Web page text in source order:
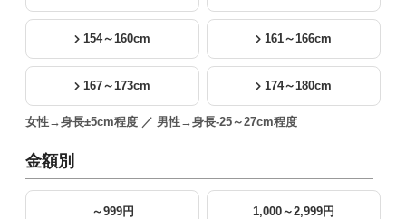
154～160cm 161～166cm
167～173cm 174～180cm
女性→身長±5cm程度 ／ 男性→身長-25～27cm程度
金額別
～999円 1,000～2,999円